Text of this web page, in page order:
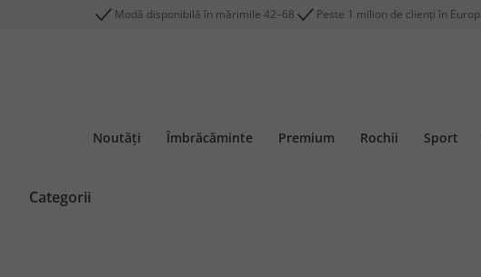
Modă disponibilă în mărimile 42–68 Peste 1 milion de clienți în
Noutăți Îmbrăcăminte Premium Rochii Sport
Categorii